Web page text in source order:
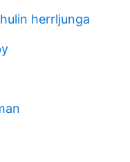
herrljunga